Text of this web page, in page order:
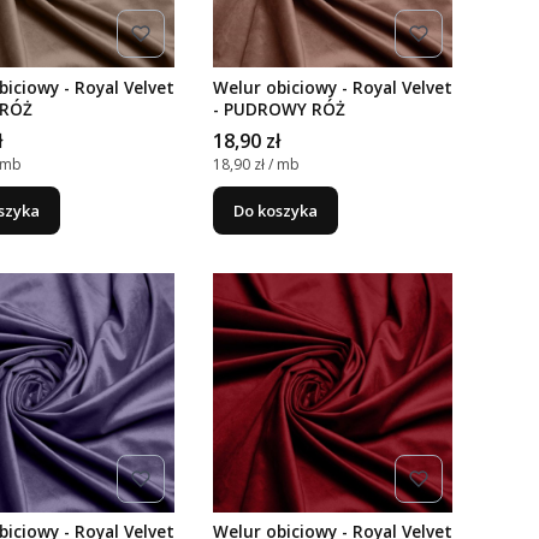
- Royal Velvet
Welur obiciowy - Royal Velvet
- PUDROWY RÓŻ
Cena
18,90 zł
Cena jednostkowa
18,90 zł / mb
Do koszyka
- Royal Velvet
Welur obiciowy - Royal Velvet